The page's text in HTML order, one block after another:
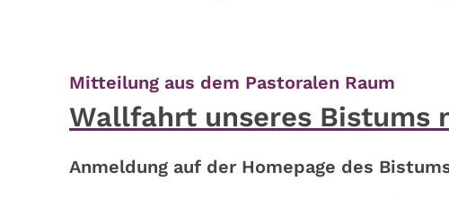
Mitteilung aus dem Pastoralen Raum
Wallfahrt unseres Bistums
Anmeldung auf der Homepage des